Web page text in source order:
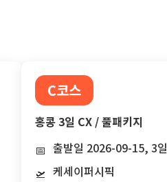
C코스
홍콩 3일 CX / 풀패키지
📅 출발일 2026-09-15, 3일
🛫 케세이퍼시픽